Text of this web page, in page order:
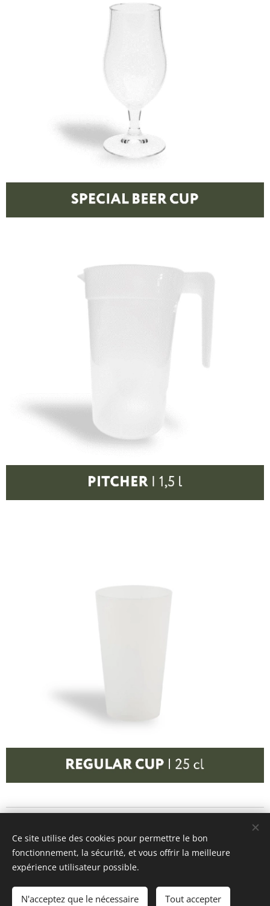
© 2026Let's Repeat - info@letsrepeat.be
8560 Wevelgem - BTW BE1012.142.144
Algemene voorwaarden
Langues
Ce site utilise des cookies pour permettre le bon
fonctionnement, la sécurité, et vous offrir la meilleure
expérience utilisateur possible.
N'acceptez que le nécessaire Tout accepter